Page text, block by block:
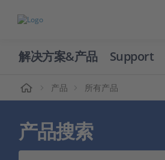
解决方案&产品 Support
产品 所有产品
产品搜索